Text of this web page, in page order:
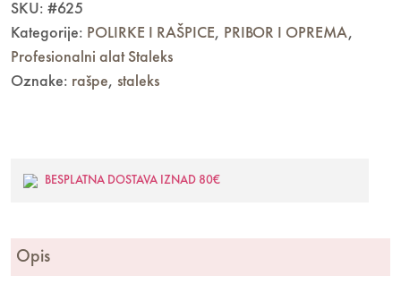
SKU: #625
Kategorije: POLIRKE I RAŠPICE, PRIBOR I OPREMA,
Profesionalni alat Staleks
Oznake: rašpe, staleks
BESPLATNA DOSTAVA IZNAD 80€
Opis